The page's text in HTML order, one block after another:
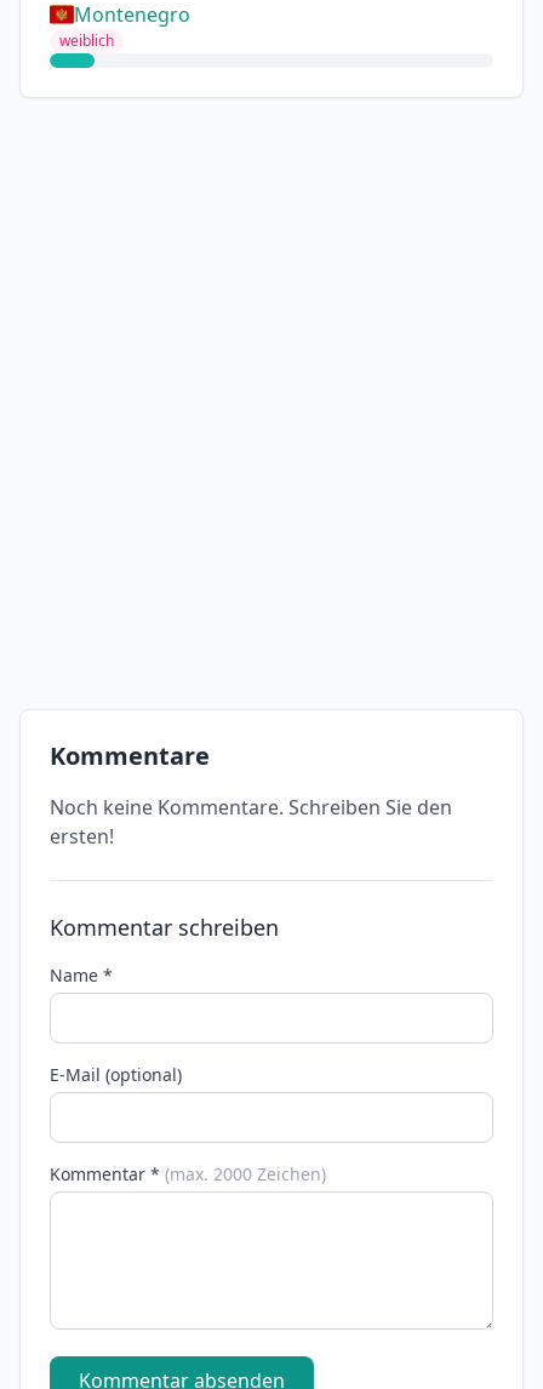
Montenegro
weiblich
Kommentare
Noch keine Kommentare. Schreiben Sie den
ersten!
Kommentar schreiben
Name *
E-Mail (optional)
Kommentar * (max. 2000 Zeichen)
Kommentar absenden